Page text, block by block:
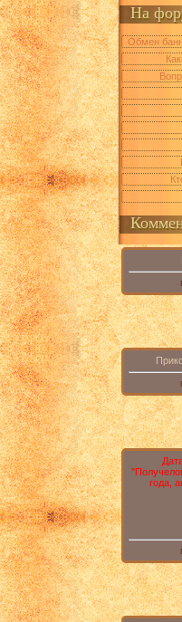
На
Обмен
года,